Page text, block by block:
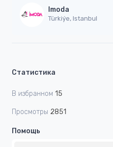
Imoda
Türkiýe, Istanbul
Статистика
В избранном 15
Просмотры 2851
Помощь